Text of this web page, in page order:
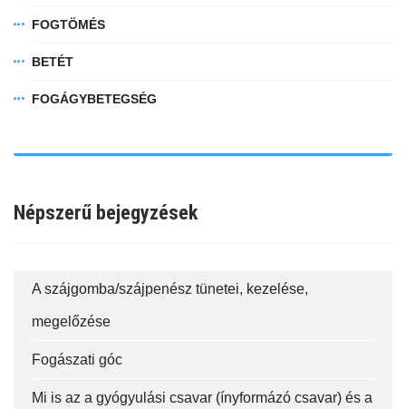
FOGTÖMÉS
BETÉT
FOGÁGYBETEGSÉG
Népszerű bejegyzések
A szájgomba/szájpenész tünetei, kezelése,
megelőzése
Fogászati góc
Mi is az a gyógyulási csavar (ínyformázó csavar) és a
ITT TALÁL MEG
fa-
fa-
in
EMAILCIME